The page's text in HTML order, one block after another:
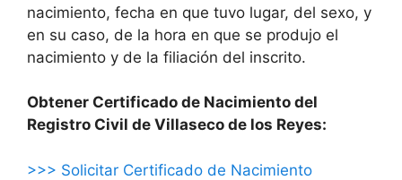
nacimiento, fecha en que tuvo lugar, del sexo, y
en su caso, de la hora en que se produjo el
nacimiento y de la filiación del inscrito.
Obtener Certificado de Nacimiento del
Registro Civil de Villaseco de los Reyes:
>>> Solicitar Certificado de Nacimiento